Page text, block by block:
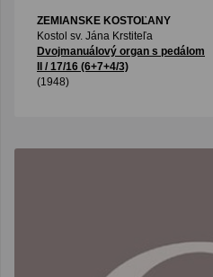
ZEMIANSKE KOSTOĽANY
Kostol sv. Jána Krstiteľa
Dvojmanuálový organ s pedálom
II / 17/16 (6+7+4/3)
(1948)